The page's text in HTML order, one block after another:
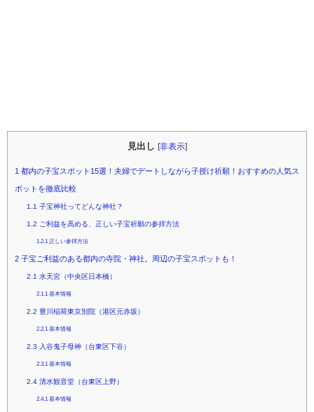
見出し [非表示]
1 都内の子宝スポット15選！夫婦でデートしながら子授け祈願！おすすめの人気ス
ポットを徹底比較
1.1 子宝神社ってどんな神社？
1.2 ご利益を高める、正しい子宝祈願の参拝方法
1.2.1 正しい参拝方法
2 子宝ご利益のある都内の寺院・神社。周辺の子宝スポットも！
2.1 水天宮（中央区日本橋）
2.1.1 基本情報
2.2 豊川稲荷東京別院（港区元赤坂）
2.2.1 基本情報
2.3 入谷鬼子母神（台東区下谷）
2.3.1 基本情報
2.4清水観音堂（台東区上野）
2.4.1 基本情報